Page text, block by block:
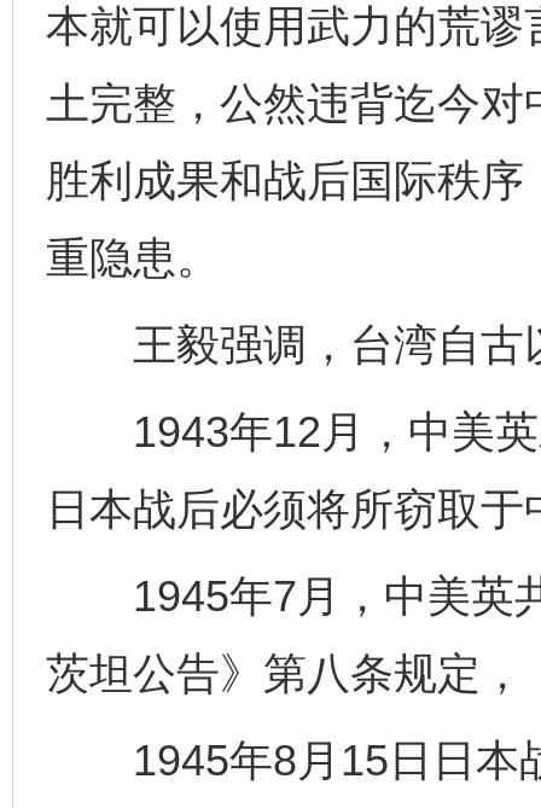
本就可以使用武力的荒
土完整，公然违背迄今
胜利成果和战后国际秩
重隐患。
王毅强调，台湾自古
1943年12月，中美英
日本战后必须将所窃取
1945年7月，中美英
茨坦公告》第八条规定
1945年8月15日日本